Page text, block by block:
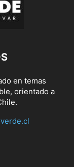
en temas
orientado a